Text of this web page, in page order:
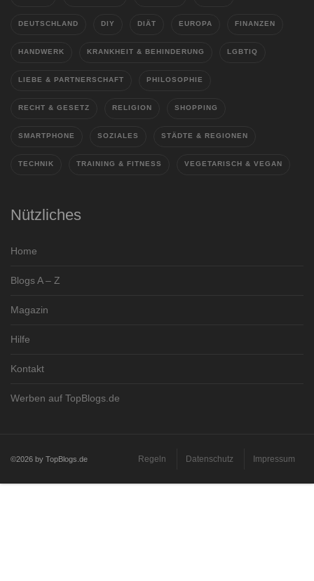
DEUTSCHLAND DIY DIÄT EUROPA FINANZEN
HANDWERK KRANKHEIT & BEHINDERUNG LGBTIQ
LIEBE & PARTNERSCHAFT PHILOSOPHIE
RECHT & GESETZ RELIGION SHOPPING
SMARTPHONE SOZIALES STÄDTE & REGIONEN
TECHNIK TRAINING & FITNESS VEGETARISCH & VEGAN
Nützliches
Home
Blogs A – Z
Magazin
Hilfe
Kontakt
Werben auf TopBlogs.de
©2026 by TopBlogs.de Regeln Datenschutz Impressum